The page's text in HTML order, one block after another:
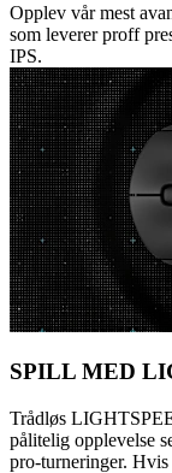
Opplev vår mest
som leverer proff
IPS.
SPILL MED
Trådløs
pålitelig opplevelse
pro-turneringer.